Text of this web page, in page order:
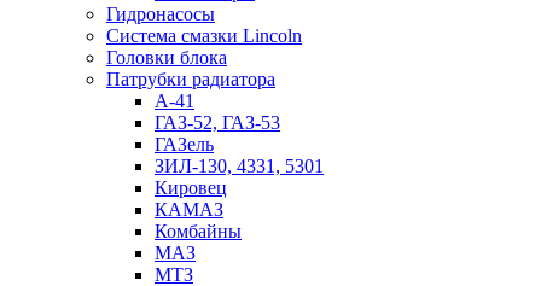
Гидронасосы
Система смазки Lincoln
Головки блока
Патрубки радиатоpа
А-41
ГАЗ-52, ГАЗ-53
ГАЗель
ЗИЛ-130, 4331, 5301
Кировец
КАМАЗ
Комбайны
МАЗ
МTЗ